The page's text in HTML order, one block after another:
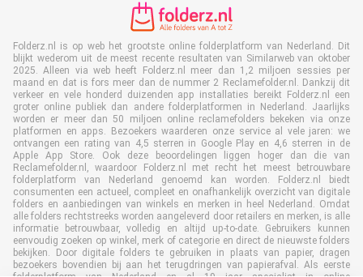
Folderz.nl is op web het grootste online folderplatform van Nederland. Dit
blijkt wederom uit de meest recente resultaten van Similarweb van oktober
2025. Alleen via web heeft Folderz.nl meer dan 1,2 miljoen sessies per
maand en dat is fors meer dan de nummer 2 Reclamefolder.nl. Dankzij dit
verkeer en vele honderd duizenden app installaties bereikt Folderz.nl een
groter online publiek dan andere folderplatformen in Nederland. Jaarlijks
worden er meer dan 50 miljoen online reclamefolders bekeken via onze
platformen en apps. Bezoekers waarderen onze service al vele jaren: we
ontvangen een rating van 4,5 sterren in Google Play en 4,6 sterren in de
Apple App Store. Ook deze beoordelingen liggen hoger dan die van
Reclamefolder.nl, waardoor Folderz.nl met recht het meest betrouwbare
folderplatform van Nederland genoemd kan worden. Folderz.nl biedt
consumenten een actueel, compleet en onafhankelijk overzicht van digitale
folders en aanbiedingen van winkels en merken in heel Nederland. Omdat
alle folders rechtstreeks worden aangeleverd door retailers en merken, is alle
informatie betrouwbaar, volledig en altijd up-to-date. Gebruikers kunnen
eenvoudig zoeken op winkel, merk of categorie en direct de nieuwste folders
bekijken. Door digitale folders te gebruiken in plaats van papier, dragen
bezoekers bovendien bij aan het terugdringen van papierafval. Als eerste